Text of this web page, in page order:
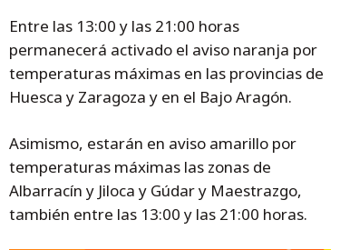
Entre las 13:00 y las 21:00 horas
permanecerá activado el aviso naranja por
temperaturas máximas en las provincias de
Huesca y Zaragoza y en el Bajo Aragón.
Asimismo, estarán en aviso amarillo por
temperaturas máximas las zonas de
Albarracín y Jiloca y Gúdar y Maestrazgo,
también entre las 13:00 y las 21:00 horas.